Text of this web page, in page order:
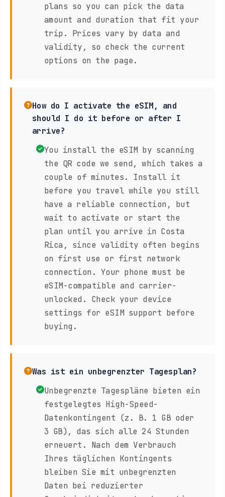
plans so you can pick the data
amount and duration that fit your
trip. Prices vary by data and
validity, so check the current
options on the page.
How do I activate the eSIM, and
should I do it before or after I
arrive?
You install the eSIM by scanning
the QR code we send, which takes a
couple of minutes. Install it
before you travel while you still
have a reliable connection, but
wait to activate or start the
plan until you arrive in Costa
Rica, since validity often begins
on first use or first network
connection. Your phone must be
eSIM-compatible and carrier-
unlocked. Check your device
settings for eSIM support before
buying.
Was ist ein unbegrenzter Tagesplan?
Unbegrenzte Tagespläne bieten ein
festgelegtes High-Speed-
Datenkontingent (z. B. 1 GB oder
3 GB), das sich alle 24 Stunden
erneuert. Nach dem Verbrauch
Ihres täglichen Kontingents
bleiben Sie mit unbegrenzten
Daten bei reduzierter